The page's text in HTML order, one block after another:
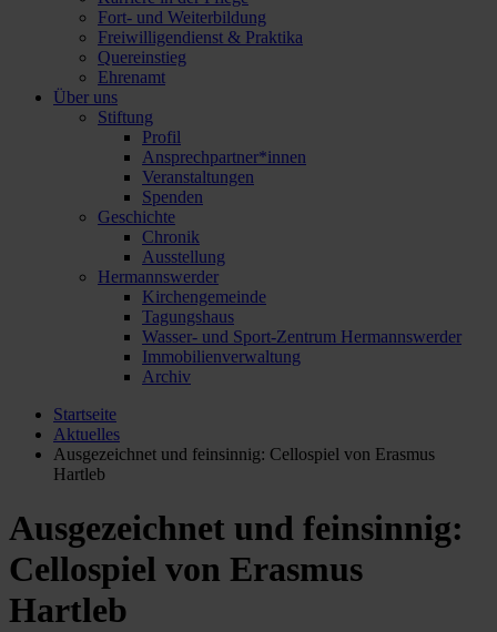
Fort- und Weiterbildung
Freiwilligendienst & Praktika
Quereinstieg
Ehrenamt
Über uns
Stiftung
Profil
Ansprechpartner*innen
Veranstaltungen
Spenden
Geschichte
Chronik
Ausstellung
Hermannswerder
Kirchengemeinde
Tagungshaus
Wasser- und Sport-Zentrum Hermannswerder
Immobilienverwaltung
Archiv
Startseite
Aktuelles
Ausgezeichnet und feinsinnig: Cellospiel von Erasmus
Hartleb
Ausgezeichnet und feinsinnig:
Cellospiel von Erasmus
Hartleb